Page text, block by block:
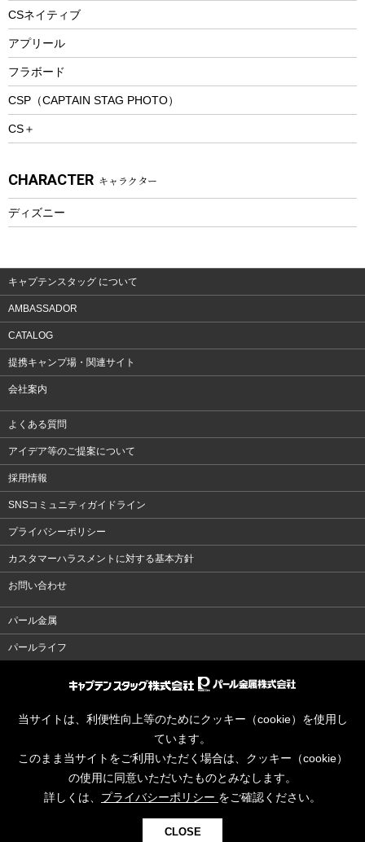
トレッキング
トレッキングアクセサリー
プレイグッズ
ウェルネス
ウェア、タオル
ウェア
CSネイティブ
アプリール
フラボード
CSP（CAPTAIN STAG PHOTO）
CS＋
CHARACTER キャラクター
ディズニー
キャプテンスタッグ について
AMBASSADOR
CATALOG
提携キャンプ場・関連サイト
会社案内
よくある質問
アイデア等のご提案について
採用情報
SNSコミュニティガイドライン
プライバシーポリシー
カスタマーハラスメントに対する基本方針
お問い合わせ
パール金属
パールライフ
当サイトは、利便性向上等のためにクッキー（cookie）を使用し
ています。
このまま当サイトをご利用いただく場合は、クッキー（cookie）
の使用に同意いただいたものとみなします。
詳しくは、 プライバシーポリシー をご確認ください。
CLOSE